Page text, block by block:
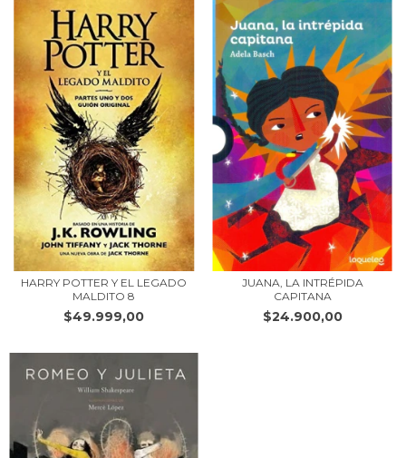
HARRY POTTER Y EL LEGADO
MALDITO 8
$49.999,00
JUANA, LA INTRÉPIDA
CAPITANA
$24.900,00